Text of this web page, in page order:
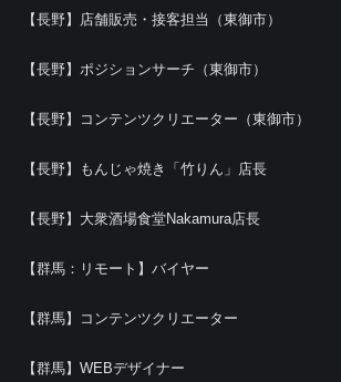
【長野】店舗販売・接客担当（東御市）
【長野】ポジションサーチ（東御市）
【長野】コンテンツクリエーター（東御市）
【長野】もんじゃ焼き「竹りん」店長
【長野】大衆酒場食堂Nakamura店長
【群馬：リモート】バイヤー
【群馬】コンテンツクリエーター
【群馬】WEBデザイナー